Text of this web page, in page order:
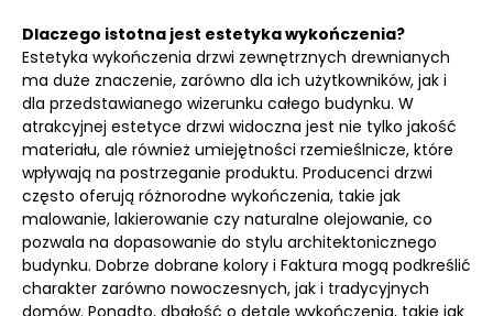
Dlaczego istotna jest estetyka wykończenia?
Estetyka wykończenia drzwi zewnętrznych drewnianych
ma duże znaczenie, zarówno dla ich użytkowników, jak i
dla przedstawianego wizerunku całego budynku. W
atrakcyjnej estetyce drzwi widoczna jest nie tylko jakość
materiału, ale również umiejętności rzemieślnicze, które
wpływają na postrzeganie produktu. Producenci drzwi
często oferują różnorodne wykończenia, takie jak
malowanie, lakierowanie czy naturalne olejowanie, co
pozwala na dopasowanie do stylu architektonicznego
budynku. Dobrze dobrane kolory i Faktura mogą podkreślić
charakter zarówno nowoczesnych, jak i tradycyjnych
domów. Ponadto, dbałość o detale wykończenia, takie jak